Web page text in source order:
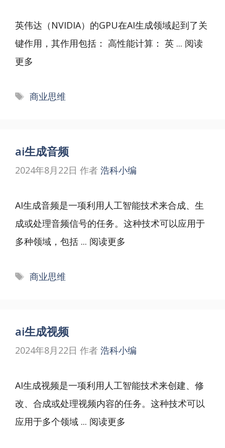
英伟达（NVIDIA）的GPU在AI生成领域起到了关
键作用，其作用包括： 高性能计算： 英 ... 阅读
更多
标
商业思维
ai生成音频
2024年8月22日 作者 浩科小编
AI生成音频是一项利用人工智能技术来合成、生
成或处理音频信号的任务。这种技术可以应用于
多种领域，包括 ... 阅读更多
标
商业思维
ai生成视频
2024年8月22日 作者 浩科小编
AI生成视频是一项利用人工智能技术来创建、修
改、合成或处理视频内容的任务。这种技术可以
应用于多个领域 ... 阅读更多